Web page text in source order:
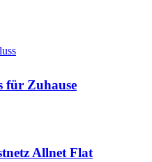
für Zuhause
Allnet Flat